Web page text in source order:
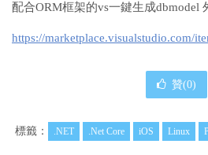
配合ORM框架的vs一鍵生成dbmodel
https://marketplace.visualstudio.com/
贊(0)
標籤： .NET .Net Core iOS Linux